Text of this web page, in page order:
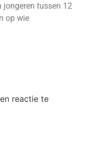
jongeren tussen 12
op wie
reactie te